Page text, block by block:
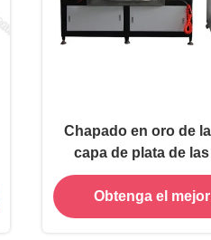
Chapado en oro de
capa de plata de
cerámicas,
galjanoplastia de
mosaico
Obtenga el